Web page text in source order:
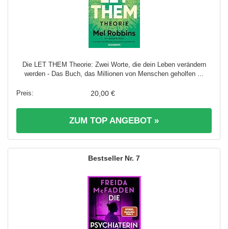
Die LET THEM Theorie: Zwei Worte, die dein Leben verändern
werden - Das Buch, das Millionen von Menschen geholfen ...
20,00 €
ZUM TOP ANGEBOT »
7